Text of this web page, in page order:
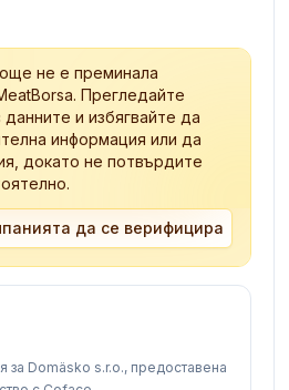
не е преминала
Прегледайте
и избягвайте да
информация или да
докато не потвърдите
да се верифицира
за Domäsko s.r.o., предоставена